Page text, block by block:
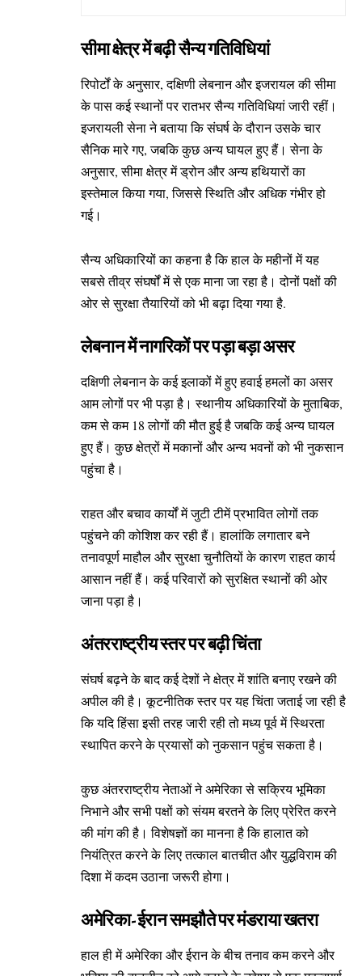
सीमा क्षेत्र में बढ़ी सैन्य गतिविधियां
रिपोर्टों के अनुसार, दक्षिणी लेबनान और इजरायल की सीमा
के पास कई स्थानों पर रातभर सैन्य गतिविधियां जारी रहीं।
इजरायली सेना ने बताया कि संघर्ष के दौरान उसके चार
सैनिक मारे गए, जबकि कुछ अन्य घायल हुए हैं। सेना के
अनुसार, सीमा क्षेत्र में ड्रोन और अन्य हथियारों का
इस्तेमाल किया गया, जिससे स्थिति और अधिक गंभीर हो
गई।
सैन्य अधिकारियों का कहना है कि हाल के महीनों में यह
सबसे तीव्र संघर्षों में से एक माना जा रहा है। दोनों पक्षों की
ओर से सुरक्षा तैयारियों को भी बढ़ा दिया गया है.
लेबनान में नागरिकों पर पड़ा बड़ा असर
दक्षिणी लेबनान के कई इलाकों में हुए हवाई हमलों का असर
आम लोगों पर भी पड़ा है। स्थानीय अधिकारियों के मुताबिक,
कम से कम 18 लोगों की मौत हुई है जबकि कई अन्य घायल
हुए हैं। कुछ क्षेत्रों में मकानों और अन्य भवनों को भी नुकसान
पहुंचा है।
राहत और बचाव कार्यों में जुटी टीमें प्रभावित लोगों तक
पहुंचने की कोशिश कर रही हैं। हालांकि लगातार बने
तनावपूर्ण माहौल और सुरक्षा चुनौतियों के कारण राहत कार्य
आसान नहीं हैं। कई परिवारों को सुरक्षित स्थानों की ओर
जाना पड़ा है।
अंतरराष्ट्रीय स्तर पर बढ़ी चिंता
संघर्ष बढ़ने के बाद कई देशों ने क्षेत्र में शांति बनाए रखने की
अपील की है। कूटनीतिक स्तर पर यह चिंता जताई जा रही है
कि यदि हिंसा इसी तरह जारी रही तो मध्य पूर्व में स्थिरता
स्थापित करने के प्रयासों को नुकसान पहुंच सकता है।
कुछ अंतरराष्ट्रीय नेताओं ने अमेरिका से सक्रिय भूमिका
निभाने और सभी पक्षों को संयम बरतने के लिए प्रेरित करने
की मांग की है। विशेषज्ञों का मानना है कि हालात को
नियंत्रित करने के लिए तत्काल बातचीत और युद्धविराम की
दिशा में कदम उठाना जरूरी होगा।
अमेरिका-ईरान समझौते पर मंडराया खतरा
हाल ही में अमेरिका और ईरान के बीच तनाव कम करने और